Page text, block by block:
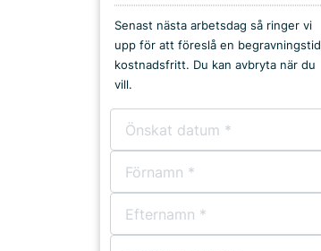
Kyrkor & kapell
Begravningsplatser
Församlingshem
Bårhus
Senast nästa arbetsdag så ringer vi
upp för att föreslå en begravningstid
kostnadsfritt. Du kan avbryta när du
vill.